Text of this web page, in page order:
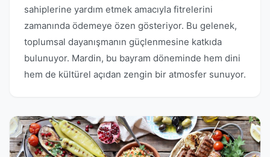
sahiplerine yardım etmek amacıyla fitrelerini
zamanında ödemeye özen gösteriyor. Bu gelenek,
toplumsal dayanışmanın güçlenmesine katkıda
bulunuyor. Mardin, bu bayram döneminde hem dini
hem de kültürel açıdan zengin bir atmosfer sunuyor.